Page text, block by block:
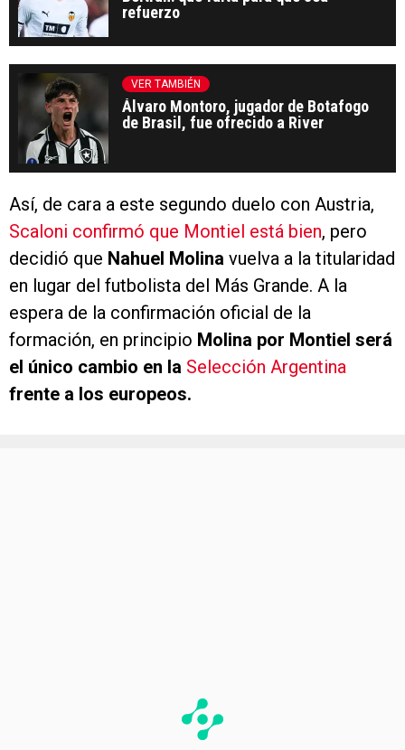
refuerzo
VER TAMBIÉN
Álvaro Montoro, jugador de Botafogo
de Brasil, fue ofrecido a River
Así, de cara a este segundo duelo con Austria,
Scaloni confirmó que Montiel está bien, pero
decidió que Nahuel Molina vuelva a la titularidad
en lugar del futbolista del Más Grande. A la
espera de la confirmación oficial de la
formación, en principio Molina por Montiel será
el único cambio en la Selección Argentina
frente a los europeos.